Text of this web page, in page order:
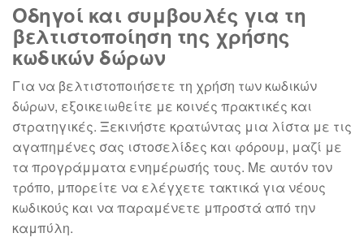
Οδηγοί και συμβουλές για τη
βελτιστοποίηση της χρήσης
κωδικών δώρων
Για να βελτιστοποιήσετε τη χρήση των κωδικών
δώρων, εξοικειωθείτε με κοινές πρακτικές και
στρατηγικές. Ξεκινήστε κρατώντας μια λίστα με τις
αγαπημένες σας ιστοσελίδες και φόρουμ, μαζί με
τα προγράμματα ενημέρωσής τους. Με αυτόν τον
τρόπο, μπορείτε να ελέγχετε τακτικά για νέους
κωδικούς και να παραμένετε μπροστά από την
καμπύλη.